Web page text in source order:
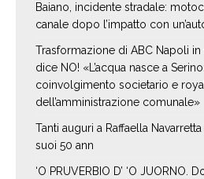
Baiano, incidente stradale:
canale dopo l’impatto con
Trasformazione di ABC Napoli in
dice NO! «L’acqua nasce a
coinvolgimento societario e
dell’amministrazione comunale»
Tanti auguri a Raffaella
suoi 50 ann
‘O PRUVERBIO D’ ‘O JUORNO.